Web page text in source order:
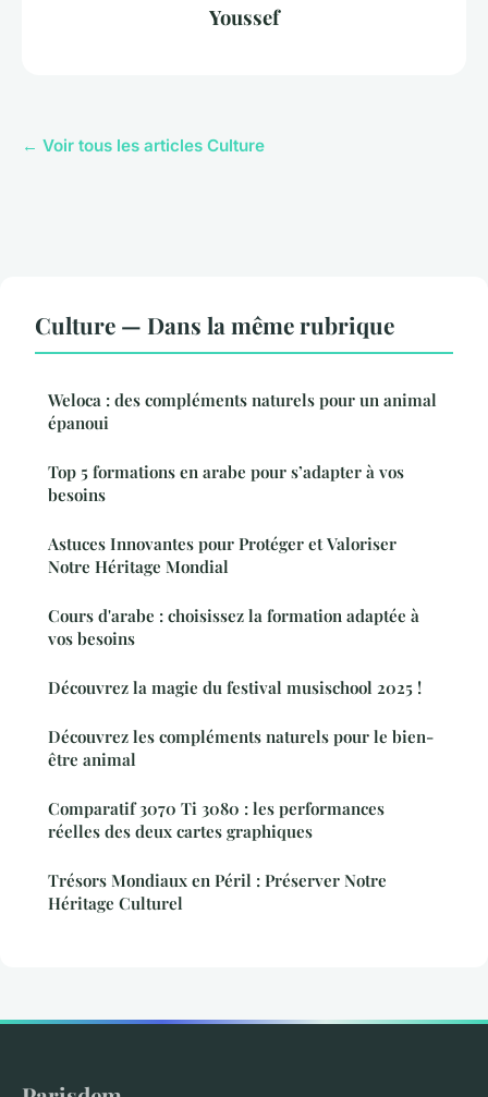
Youssef
← Voir tous les articles Culture
Culture — Dans la même rubrique
Weloca : des compléments naturels pour un animal
épanoui
Top 5 formations en arabe pour s’adapter à vos
besoins
Astuces Innovantes pour Protéger et Valoriser
Notre Héritage Mondial
Cours d'arabe : choisissez la formation adaptée à
vos besoins
Découvrez la magie du festival musischool 2025 !
Découvrez les compléments naturels pour le bien-
être animal
Comparatif 3070 Ti 3080 : les performances
réelles des deux cartes graphiques
Trésors Mondiaux en Péril : Préserver Notre
Héritage Culturel